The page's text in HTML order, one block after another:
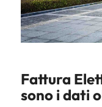
Fattura
sono i dati